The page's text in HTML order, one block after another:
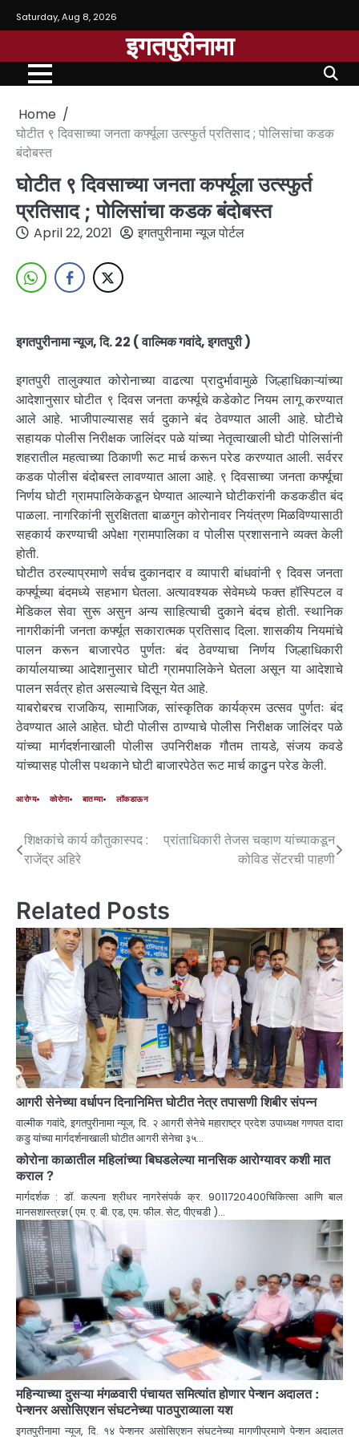
Saturday, Aug 8, 2026
इगतपुरीनामा
Home
घोटीत ९ दिवसाच्या जनता कर्फ्यूला उत्स्फुर्त प्रतिसाद ; पोलिसांचा कडक
बंदोबस्त
घोटीत ९ दिवसाच्या जनता कर्फ्यूला उत्स्फुर्त
प्रतिसाद ; पोलिसांचा कडक बंदोबस्त
April 22, 2021 इगतपुरीनामा न्यूज पोर्टल
इगतपुरीनामा न्यूज, दि. 22 ( वाल्मिक गवांदे, इगतपुरी )
इगतपुरी तालुक्यात कोरोनाच्या वाढत्या प्रादुर्भावामुळे जिल्हाधिकाऱ्यांच्या
आदेशानुसार घोटीत ९ दिवस जनता कर्फ्यूचे कडेकोट नियम लागू करण्यात
आले आहे. भाजीपाल्यासह सर्व दुकाने बंद ठेवण्यात आली आहे. घोटीचे
सहायक पोलीस निरीक्षक जालिंदर पळे यांच्या नेतृत्वाखाली घोटी पोलिसांनी
शहरातील महत्वाच्या ठिकाणी रूट मार्च करून परेड करण्यात आली. सर्वरर
कडक पोलीस बंदोबस्त लावण्यात आला आहे. ९ दिवसाच्या जनता कर्फ्यूचा
निर्णय घोटी ग्रामपालिकेकडून घेण्यात आल्याने घोटीकरांनी कडकडीत बंद
पाळला. नागरिकांनी सुरक्षितता बाळगुन कोरोनावर नियंत्रण मिळविण्यासाठी
सहकार्य करण्याची अपेक्षा ग्रामपालिका व पोलीस प्रशासनाने व्यक्त केली
होती.
घोटीत ठरल्याप्रमाणे सर्वच दुकानदार व व्यापारी बांधवांनी ९ दिवस जनता
कर्फ्यूच्या बंदमध्ये सहभाग घेतला. अत्यावश्यक सेवेमध्ये फक्त हॉस्पिटल व
मेडिकल सेवा सुरू असुन अन्य साहित्याची दुकाने बंदच होती. स्थानिक
नागरीकांनी जनता कर्फ्यूत सकारात्मक प्रतिसाद दिला. शासकीय नियमांचे
पालन करून बाजारपेठ पुर्णतः बंद ठेवण्याचा निर्णय जिल्हाधिकारी
कार्यालयाच्या आदेशानुसार घोटी ग्रामपालिकेने घेतला असून या आदेशाचे
पालन सर्वत्र होत असल्याचे दिसून येत आहे.
याबरोबरच राजकिय, सामाजिक, सांस्कृतिक कार्यक्रम उत्सव पुर्णतः बंद
ठेवण्यात आले आहेत. घोटी पोलीस ठाण्याचे पोलीस निरीक्षक जालिंदर पळे
यांच्या मार्गदर्शनाखाली पोलीस उपनिरीक्षक गौतम तायडे, संजय कवडे
यांच्यासह पोलीस पथकाने घोटी बाजारपेठेत रूट मार्च काढुन परेड केली.
आरोग्य कोरोना बातम्या लॉकडाऊन
शिक्षकांचे कार्य कौतुकास्पद :
राजेंद्र अहिरे
प्रांताधिकारी तेजस चव्हाण यांच्याकडून
कोविड सेंटरची पाहणी
Related Posts
आगरी सेनेच्या वर्धापन दिनानिमित्त घोटीत नेत्र तपासणी शिबीर संपन्न
वाल्मीक गवांदे, इगतपुरीनामा न्यूज, दि. २ आगरी सेनेचे महाराष्ट्र प्रदेश उपाध्यक्ष गणपत दादा
कडु यांच्या मार्गदर्शनाखाली घोटीत आगरी सेनेचा ३५…
कोरोना काळातील महिलांच्या बिघडलेल्या मानसिक आरोग्यावर कशी मात
कराल ?
मार्गदर्शक : डॉ. कल्पना श्रीधर नागरेसंपर्क क्र. 9011720400चिकित्सा आणि बाल
मानसशास्त्रज्ञ( एम. ए. बी. एड, एम. फील. सेट, पीएचडी )…
महिन्याच्या दुसऱ्या मंगळवारी पंचायत समित्यांत होणार पेन्शन अदालत :
पेन्शनर असोसिएशन संघटनेच्या पाठपुराव्याला यश
इगतपुरीनामा न्यूज, दि. १४ पेन्शनर असोसिएशन संघटनेच्या मागणीप्रमाणे पेन्शन अदालत